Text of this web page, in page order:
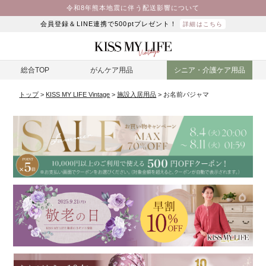
令和8年熊本地震に伴う配送影響について
会員登録＆LINE連携で500ptプレゼント！ 詳細はこちら
総合TOP がんケア用品 シニア・介護ケア用品
トップ KISS MY LIFE Vintage 施設入居用品 お名前パジャマ